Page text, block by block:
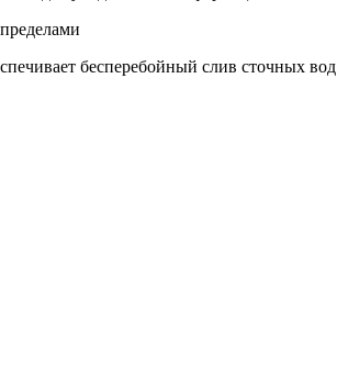
бесперебойный слив сточных вод